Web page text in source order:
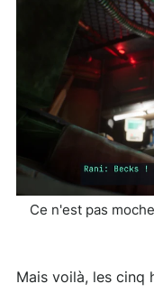
Ce n'est pas
Mais voilà, les cinq